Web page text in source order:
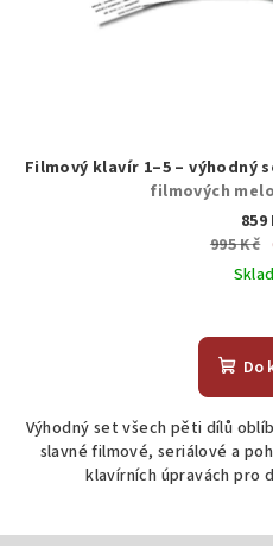
Filmový klavír 1–5 –
filmových
859
995 Kč
Do
Výhodný set všech pěti dílů
slavné filmové, seriálové a
klavírních úpravách pro